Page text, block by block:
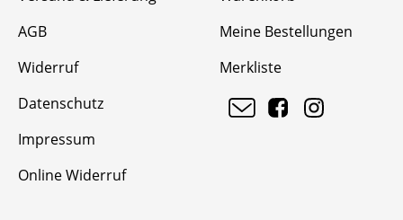
AGB
Widerruf
Datenschutz
Impressum
Online Widerruf
Meine Bestellungen
Merkliste